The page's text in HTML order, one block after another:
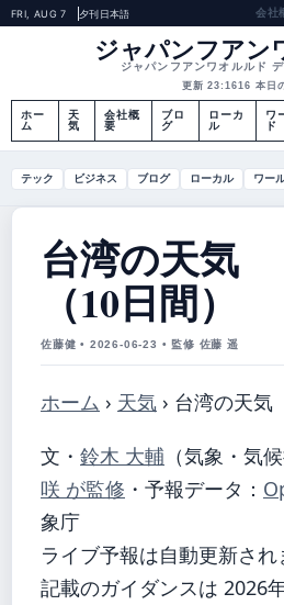
FRI, AUG 7 夕刊日本語 会社
ジャパンフアン
ジャパンフアンワオルルド
更新 23:1616 本日
ホー
ム
天
気
会社概
要
ブロ
グ
ローカ
ル
ワ
ド
テック ビジネス ブログ ローカル ワー
台湾の天気
（10日間）
佐藤健 • 2026-06-23 • 監修 佐藤 遥
ホーム › 天気 › 台湾の天気
文・ 鈴木 大輔 （気象・気
咲 が監修 ・ 予報データ：
象庁
ライブ予報は自動更新され
記載のガイダンスは 2026